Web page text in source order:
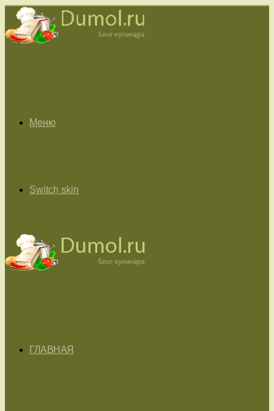
Меню
Switch skin
ГЛАВНАЯ